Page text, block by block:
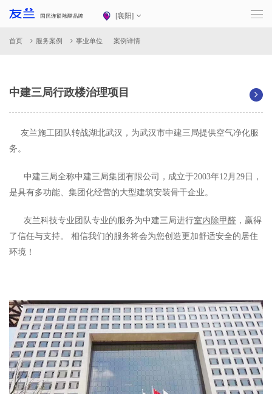
[襄阳]
首页 服务案例 事业单位 案例详情
中建三局行政楼治理项目
友兰施工团队转战湖北武汉，为武汉市中建三局提供空气净化服
务。
中建三局全称中建三局集团有限公司，成立于2003年12月29日，
是具有多功能、集团化经营的大型建筑安装骨干企业。
友兰科技专业团队专业的服务为中建三局进行室内除甲醛 ，赢得
了信任与支持。 相信我们的服务将会为您创造更加舒适安全的居住
环境！